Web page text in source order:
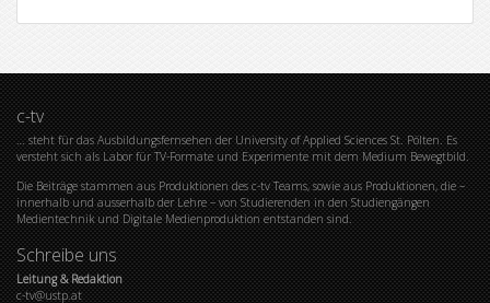
c-tv
… steht für das Ausbildungsfernsehen der University of Applied Sciences St. Pölten. Es
versteht sich als Labor für TV-Formate und Experimente mit dem Medium Bewegtbild.
Die Beiträge stammen aus Produktionen des c-tv Teams, sowie aus Produktionen, die –
innerhalb und ausserhalb der Lehre – von Studierenden in den Studiengängen
Medientechnik und Digitale Medienproduktion entstanden sind.
Schreibe uns
Leitung & Redaktion
c-tv@ustp.at